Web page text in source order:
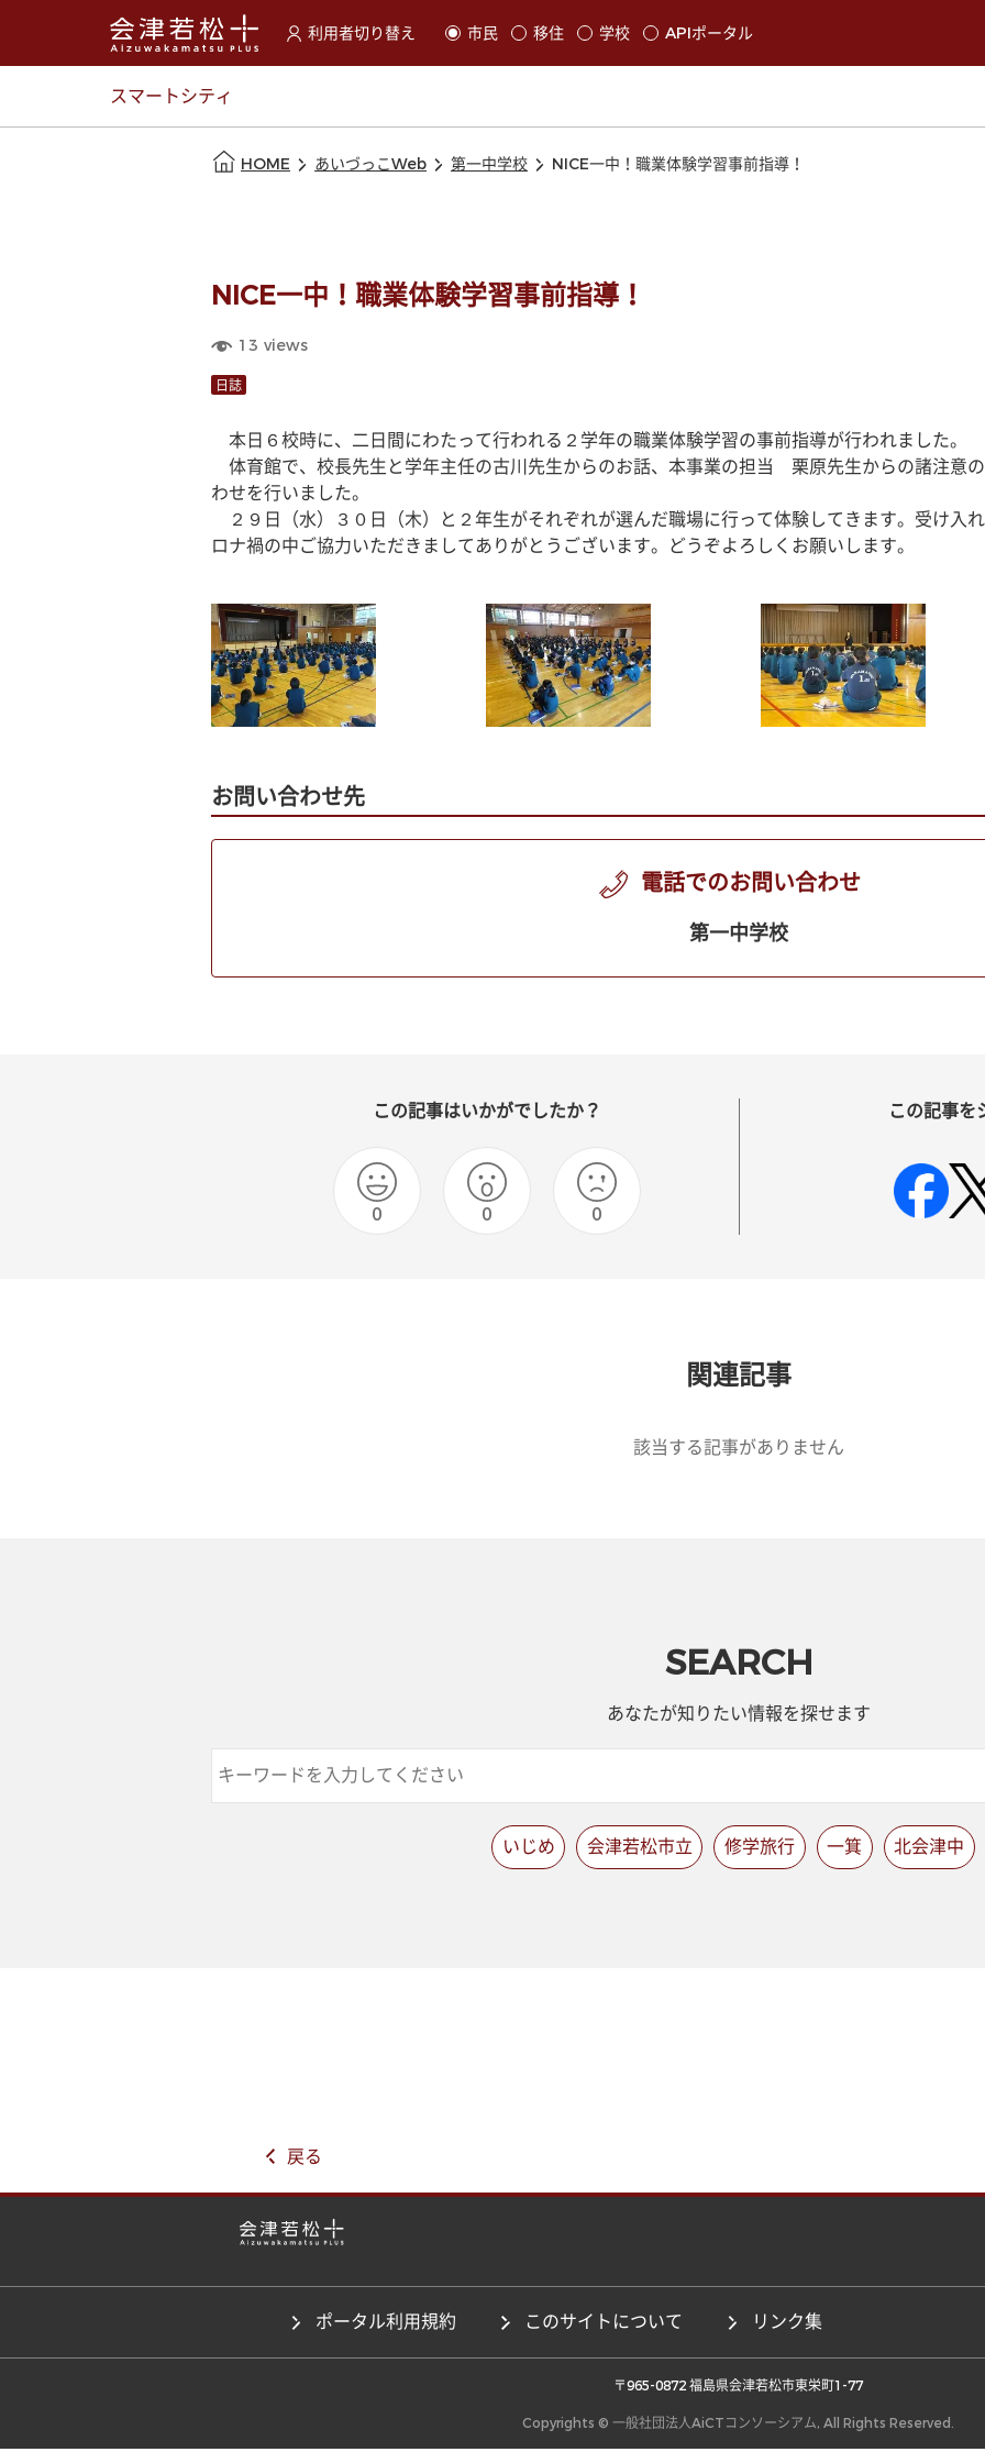
利用者切り替え
選択すると利用者の切替が発生します
市民 移住 学校 APIポータル
スマートシティ
HOME あいづっこWeb 第一中学校 NICE一中！職業体験学習事前指導！
NICE一中！職業体験学習事前指導！
13 views
日誌
本日６校時に、二日間にわたって行われる２学年の職業体験学習の事前指導が行われました。
体育館で、校長先生と学年主任の古川先生からのお話、本事業の担当　栗原先生からの諸注意
わせを行いました。
２９日（水）３０日（木）と２年生がそれぞれが選んだ職場に行って体験してきます。受け入
ロナ禍の中ご協力いただきましてありがとうございます。どうぞよろしくお願いします。
お問い合わせ先
電話でのお問い合わせ
第一中学校
この記事はいかがでしたか？
0 0 0
この記事を
関連記事
該当する記事がありません
SEARCH
あなたが知りたい情報を探せます
いじめ 会津若松市立 修学旅行 一箕 北会津中
戻る
ポータル利用規約 このサイトについて リンク集
〒965-0872 福島県会津若松市東栄町1-77
Copyrights © 一般社団法人AiCTコンソーシアム, All Rights Reserved.